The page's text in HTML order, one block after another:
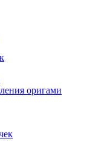
оригами